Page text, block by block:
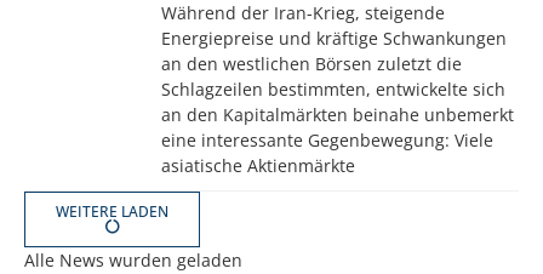
Während der Iran-Krieg, steigende
Energiepreise und kräftige Schwankungen
an den westlichen Börsen zuletzt die
Schlagzeilen bestimmten, entwickelte sich
an den Kapitalmärkten beinahe unbemerkt
eine interessante Gegenbewegung: Viele
asiatische Aktienmärkte
WEITERE LADEN
Alle News wurden geladen